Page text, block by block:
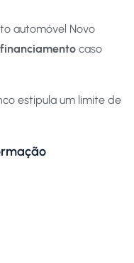
automóvel Novo
financiamento caso
estipula um limite de